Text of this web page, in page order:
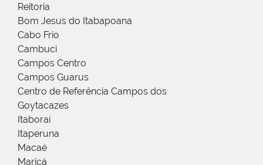
Reitoria
Bom Jesus do Itabapoana
Cabo Frio
Cambuci
Campos Centro
Campos Guarus
Centro de Referência Campos dos
Goytacazes
Itaboraí
Itaperuna
Macaé
Maricá